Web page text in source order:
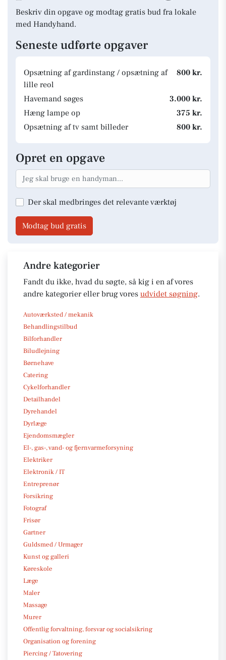
Beskriv din opgave og modtag gratis bud fra lokale
med Handyhand.
Seneste udførte opgaver
Opsætning af gardinstang / opsætning af
lille reol
800 kr.
Havemand søges
3.000 kr.
Hæng lampe op
375 kr.
Opsætning af tv samt billeder
800 kr.
Opret en opgave
Der skal medbringes det relevante værktøj
Modtag bud gratis
Andre kategorier
Fandt du ikke, hvad du søgte, så kig i en af vores
andre kategorier eller brug vores udvidet søgning.
Autoværksted / mekanik
Behandlingstilbud
Bilforhandler
Biludlejning
Børnehave
Catering
Cykelforhandler
Detailhandel
Dyrehandel
Dyrlæge
Ejendomsmægler
El-, gas-, vand- og fjernvarmeforsyning
Elektriker
Elektronik / IT
Entreprenør
Forsikring
Fotograf
Frisør
Gartner
Guldsmed / Urmager
Kunst og galleri
Køreskole
Læge
Maler
Massage
Murer
Offentlig forvaltning, forsvar og socialsikring
Organisation og forening
Piercing / Tatovering